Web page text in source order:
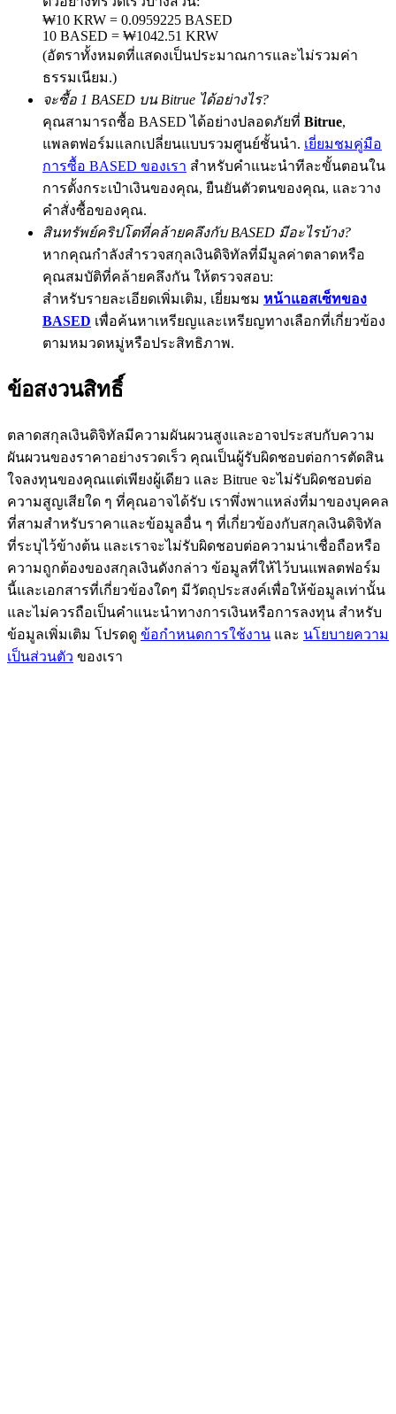
Exclusive for BitMart Users
Register & Trade to Win 500,000 USDT
Precious Metals Trading Carnival
Trade Gold & Silver · 33,333 USDT Bonus
USDT New User Exclusive 10% APR
USDT Flexible Staking | Daily Rewards
BTC New User Exclusive: 6.5% APR
BTC Flexible Staking | Daily Rewards
กิจกรรมเพิ่มเติม
รับรางวัลและสิทธิพิเศษสุดพิเศษ
₩10 KRW = 0.0959225 BASED
10 BASED = ₩1042.51 KRW
(อัตราทั้งหมดที่แสดงเป็นประมาณการและไม่รวมค่า
ธรรมเนียม.)
จะซื้อ 1 BASED บน Bitrue ได้อย่างไร?
คุณสามารถซื้อ BASED ได้อย่างปลอดภัยที่ Bitrue,
แพลตฟอร์มแลกเปลี่ยนแบบรวมศูนย์ชั้นนำ. เยี่ยมชมคู่มือ
การซื้อ BASED ของเรา สำหรับคำแนะนำทีละขั้นตอนใน
การตั้งกระเป๋าเงินของคุณ, ยืนยันตัวตนของคุณ, และวาง
คำสั่งซื้อของคุณ.
สินทรัพย์คริปโตที่คล้ายคลึงกับ BASED มีอะไรบ้าง?
หากคุณกำลังสำรวจสกุลเงินดิจิทัลที่มีมูลค่าตลาดหรือ
คุณสมบัติที่คล้ายคลึงกัน ให้ตรวจสอบ:
สำหรับรายละเอียดเพิ่มเติม, เยี่ยมชม หน้าแอสเซ็ทของ
BASED เพื่อค้นหาเหรียญและเหรียญทางเลือกที่เกี่ยวข้อง
ตามหมวดหมู่หรือประสิทธิภาพ.
ข้อสงวนสิทธิ์
ตลาดสกุลเงินดิจิทัลมีความผันผวนสูงและอาจประสบกับความ
ผันผวนของราคาอย่างรวดเร็ว คุณเป็นผู้รับผิดชอบต่อการตัดสิน
ใจลงทุนของคุณแต่เพียงผู้เดียว และ Bitrue จะไม่รับผิดชอบต่อ
ความสูญเสียใด ๆ ที่คุณอาจได้รับ เราพึ่งพาแหล่งที่มาของบุคคล
ที่สามสำหรับราคาและข้อมูลอื่น ๆ ที่เกี่ยวข้องกับสกุลเงินดิจิทัล
ที่ระบุไว้ข้างต้น และเราจะไม่รับผิดชอบต่อความน่าเชื่อถือหรือ
ความถูกต้องของสกุลเงินดังกล่าว ข้อมูลที่ให้ไว้บนแพลตฟอร์ม
นี้และเอกสารที่เกี่ยวข้องใดๆ มีวัตถุประสงค์เพื่อให้ข้อมูลเท่านั้น
และไม่ควรถือเป็นคำแนะนำทางการเงินหรือการลงทุน สำหรับ
ข้อมูลเพิ่มเติม โปรดดู ข้อกำหนดการใช้งาน และ นโยบายความ
เป็นส่วนตัว ของเรา